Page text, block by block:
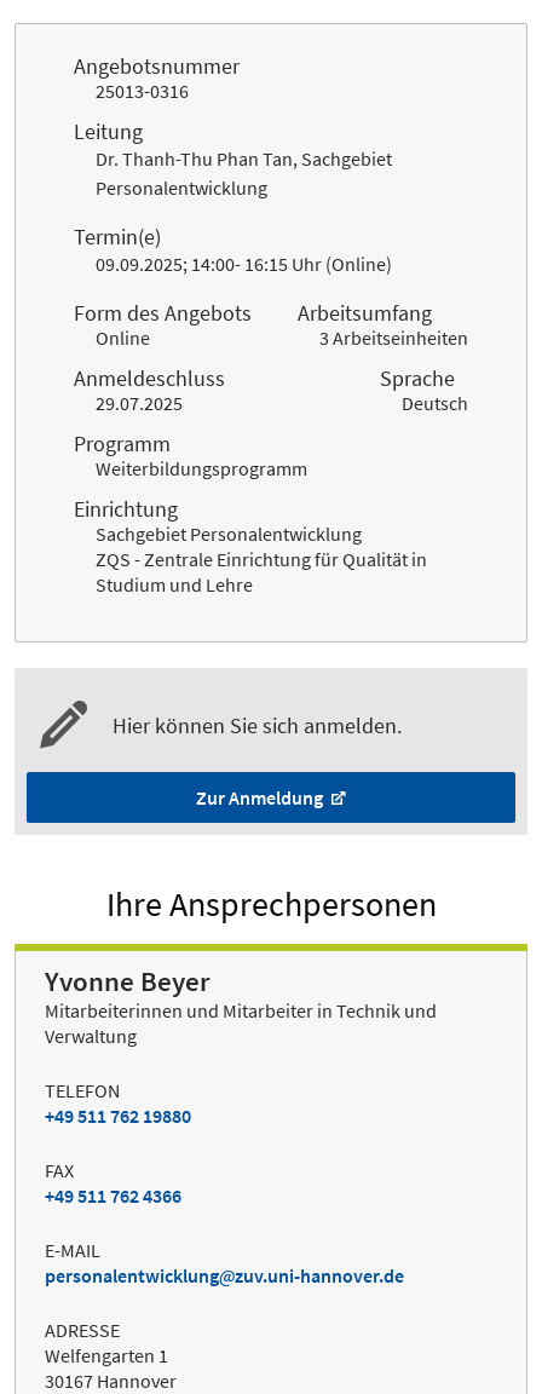
Angebotsnummer
25013-0316
Leitung
Dr. Thanh-Thu Phan Tan, Sachgebiet
Personalentwicklung
Termin(e)
09.09.2025; 14:00- 16:15 Uhr (Online)
Form des Angebots
Online
Arbeitsumfang
3 Arbeitseinheiten
Anmeldeschluss
29.07.2025
Sprache
Deutsch
Programm
Weiterbildungsprogramm
Einrichtung
Sachgebiet Personalentwicklung
ZQS - Zentrale Einrichtung für Qualität in
Studium und Lehre
Hier können Sie sich anmelden.
Zur Anmeldung
Ihre Ansprechpersonen
Yvonne Beyer
Mitarbeiterinnen und Mitarbeiter in Technik und
Verwaltung
TELEFON
+49 511 762 19880
FAX
+49 511 762 4366
E-MAIL
personalentwicklung
zuv.uni-hannover.de
ADRESSE
Welfengarten 1
30167 Hannover